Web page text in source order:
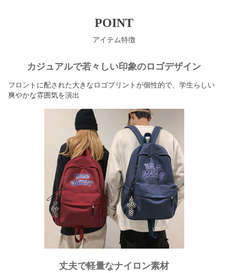
POINT
アイテム特徴
カジュアルで若々しい印象のロゴデザイン
フロントに配された大きなロゴプリントが個性的で、学生らしい
爽やかな雰囲気を演出
丈夫で軽量なナイロン素材